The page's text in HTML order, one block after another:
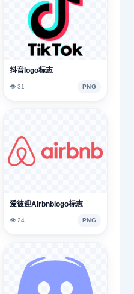
抖音logo标志
👁️ 31 PNG
爱彼迎Airbnblogo标志
👁️ 24 PNG